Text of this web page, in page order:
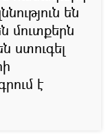
են
մուտքերն
ստուգել
է